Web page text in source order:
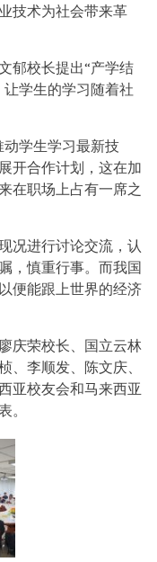
技术为社会带来革
郁校长提出“产学结
学生的学习随着社
学生学习最新技
开合作计划，这在加
在职场上占有一席之
况进行讨论交流，认
，慎重行事。而我国
便能跟上世界的经济
庆荣校长、国立云林
、李顺发、陈文庆、
亚校友会和马来西亚
。